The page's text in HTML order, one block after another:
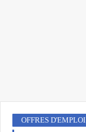
OFFRES D'EMPLOI